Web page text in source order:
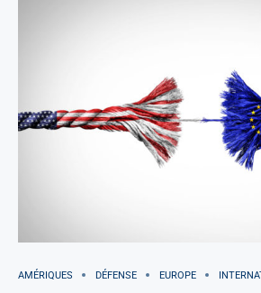
AMÉRIQUES DÉFENSE EUROPE